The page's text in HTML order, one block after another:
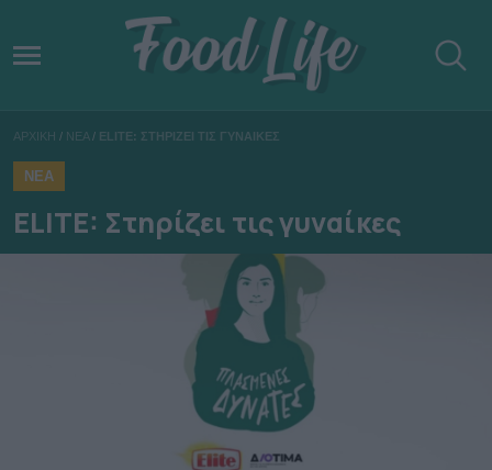
ΑΡΧΙΚΗ / ΝΕΑ / ELITE: ΣΤΗΡΙΖΕΙ ΤΙΣ ΓΥΝΑΙΚΕΣ
ΝΕΑ
ELITE: Στηρίζει τις γυναίκες